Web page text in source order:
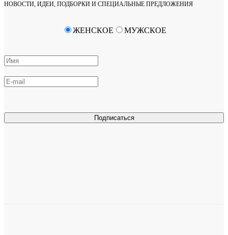
НОВОСТИ, ИДЕИ, ПОДБОРКИ И СПЕЦИАЛЬНЫЕ ПРЕДЛОЖЕНИЯ
Подписаться
ЖЕНСКОЕ МУЖСКОЕ